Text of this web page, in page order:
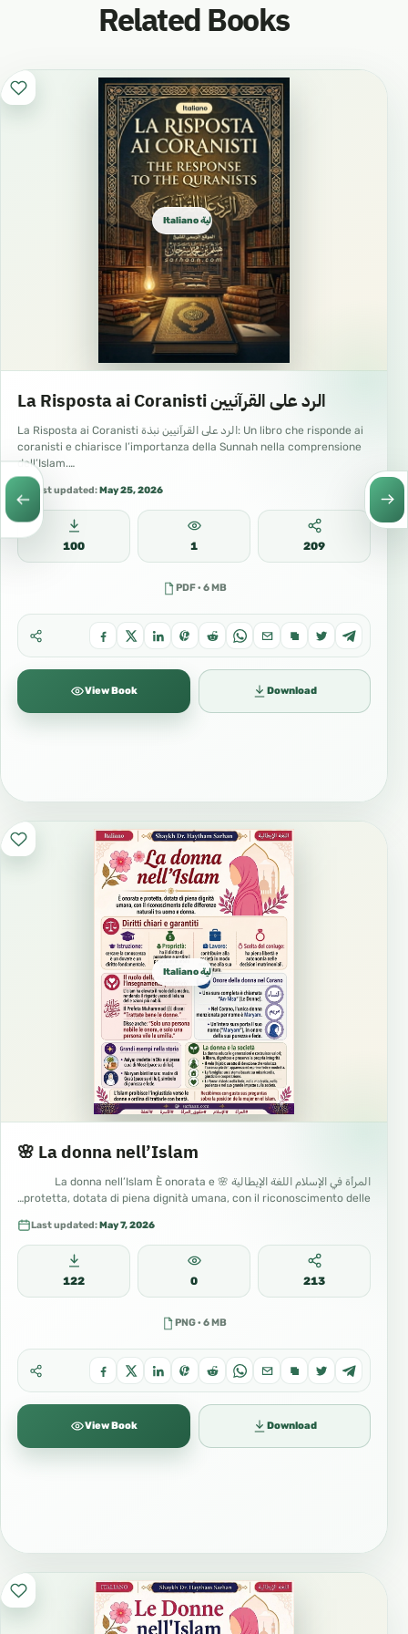
Related Books
Italiano ايطالية
La Risposta ai Coranisti الرد على القرآنيين
La Risposta ai Coranisti الرد على القرآنيين نبذة: Un libro che risponde ai
coranisti e chiarisce l’importanza della Sunnah nella comprensione
dell’Islam.…
Last updated:May 25, 2026
100 1 209
PDF · 6 MB
View Book Download
Italiano ايطالية
🌸 La donna nell’Islam
المرأة في الإسلام اللغة الإيطالية 🌸 La donna nell’Islam È onorata e
protetta, dotata di piena dignità umana, con il riconoscimento delle…
Last updated:May 7, 2026
122 0 213
PNG · 6 MB
View Book Download